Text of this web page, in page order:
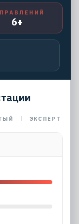
6+
ЭКСПЕРТ